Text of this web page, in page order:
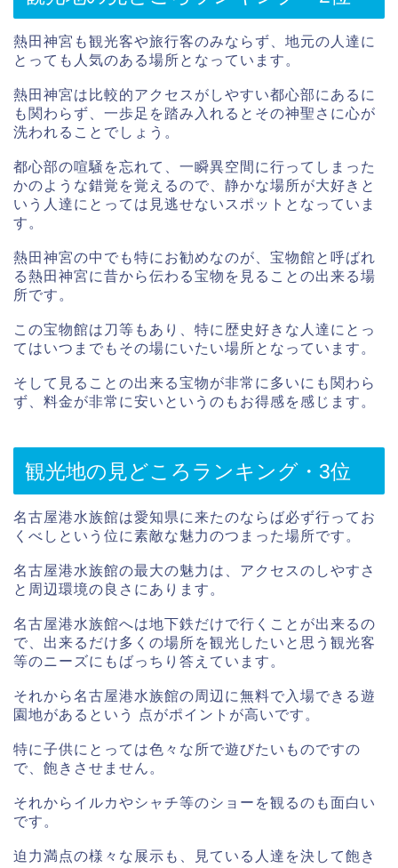
熱田神宮も観光客や旅行客のみならず、地元の人達に
とっても人気のある場所となっています。
熱田神宮は比較的アクセスがしやすい都心部にあるに
も関わらず、一歩足を踏み入れるとその神聖さに心が
洗われることでしょう。
都心部の喧騒を忘れて、一瞬異空間に行ってしまった
かのような錯覚を覚えるので、静かな場所が大好きと
いう人達にとっては見逃せないスポットとなっていま
す。
熱田神宮の中でも特にお勧めなのが、宝物館と呼ばれ
る熱田神宮に昔から伝わる宝物を見ることの出来る場
所です。
この宝物館は刀等もあり、特に歴史好きな人達にとっ
てはいつまでもその場にいたい場所となっています。
そして見ることの出来る宝物が非常に多いにも関わら
ず、料金が非常に安いというのもお得感を感じます。
観光地の見どころランキング・3位
名古屋港水族館は愛知県に来たのならば必ず行ってお
くべしという位に素敵な魅力のつまった場所です。
名古屋港水族館の最大の魅力は、アクセスのしやすさ
と周辺環境の良さにあります。
名古屋港水族館へは地下鉄だけで行くことが出来るの
で、出来るだけ多くの場所を観光したいと思う観光客
等のニーズにもばっちり答えています。
それから名古屋港水族館の周辺に無料で入場できる遊
園地があるという 点がポイントが高いです。
特に子供にとっては色々な所で遊びたいものですの
で、飽きさせません。
それからイルカやシャチ等のショーを観るのも面白い
です。
迫力満点の様々な展示も、見ている人達を決して飽き